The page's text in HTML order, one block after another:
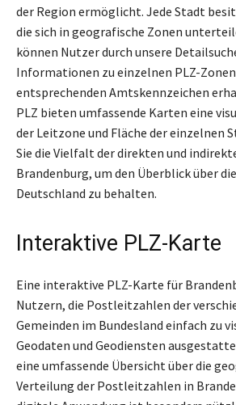
der Region ermöglicht. Jede Stadt
die sich in geografische Zonen
können Nutzer durch unsere
Informationen zu einzelnen PLZ-Zonen
entsprechenden Amtskennzeichen
PLZ bieten umfassende Karten eine
der Leitzone und Fläche der einzelnen
Sie die Vielfalt der direkten und
Brandenburg, um den Überblick über
Deutschland zu behalten.
Interaktive PLZ-Karte
Eine interaktive PLZ-Karte für
Nutzern, die Postleitzahlen der
Gemeinden im Bundesland einfach zu
Geodaten und Geodiensten
eine umfassende Übersicht über die
Verteilung der Postleitzahlen in